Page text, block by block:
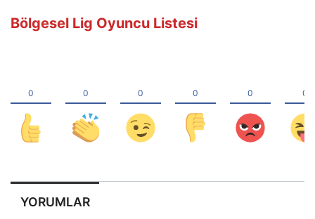
Bölgesel Lig Oyuncu Listesi
YORUMLAR